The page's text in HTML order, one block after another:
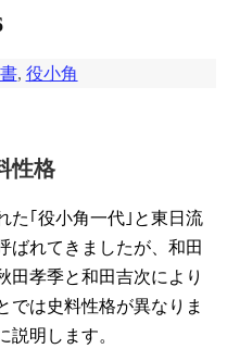
, 役小角
性格
｢役小角一代｣と東日流
ばれてきましたが、和田
田孝季と和田吉次により
では史料性格が異なりま
説明します。